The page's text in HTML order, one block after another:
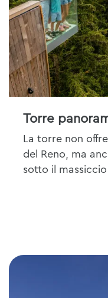
Torre
La torre non
del Reno, ma
sotto il